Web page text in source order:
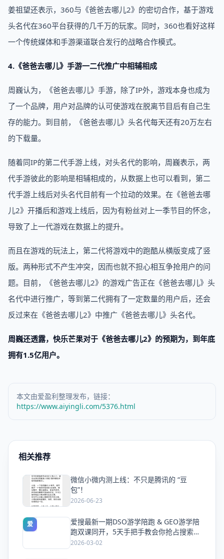
姜祖望还表示，360与《爸爸去哪儿2》的密切合作，基于游戏
头名代在360平台获得的几千万的玩家。同时，360也看好这样
一个传统媒体和手游渠道联合发行的战略合作模式。
4.《爸爸去哪儿》手游一二代推广中相辅相成
周巍认为，《爸爸去哪儿》手游，除了IP外，游戏本身也成为
了一个品牌，用户对品牌的认可使游戏在脱离节目后有自己生
存的能力。到目前，《爸爸去哪儿》头名代每天还有20万左右
的下载量。
随着同IP的第二代手游上线，对头名代的影响，周巍表示，两
代手游彼此的影响是相辅相成的，从数据上也可以看到，第二
代手游上线后对头名代目前有一个拉动的效果。在《爸爸去哪
儿2》开播后和游戏上线后，因为有粉丝对上一季节目的怀念，
导致了上一代游戏在数据上的提升。
而且在游戏的玩法上，第二代将游戏中的跑酷从横版变成了竖
版。两种形式不产生冲突，因而也就不担心相互争抢用户的问
题。目前，《爸爸去哪儿2》的游戏广告正在《爸爸去哪儿》头
名代中进行推广，等到第二代拥有了一定数量的用户后，还会
反过来在《爸爸去哪儿2》中推广《爸爸去哪儿》头名代。
周巍还透露，快乐芒果对于《爸爸去哪儿2》的预期为，到年底
拥有1.5亿用户。
本文由爱盈利整理发布，链接：
https://www.aiyingli.com/5376.html
相关推荐
爱
微信小微内测上线：不只是腾讯的 “豆
包”！
2026-06-23
爱
爱搜最新一期DSO游学陪跑 & GEO游学陪
跑双课同开，5天手把手教会你抢占搜索流
量
2026-03-02